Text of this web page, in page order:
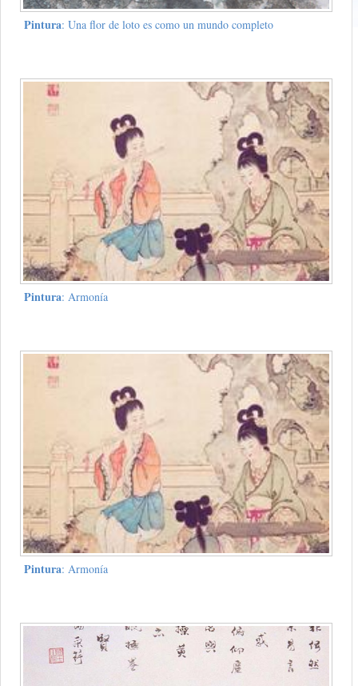
Pintura: Una flor de loto es como un mundo completo
Pintura: Armonía
Pintura: Armonía